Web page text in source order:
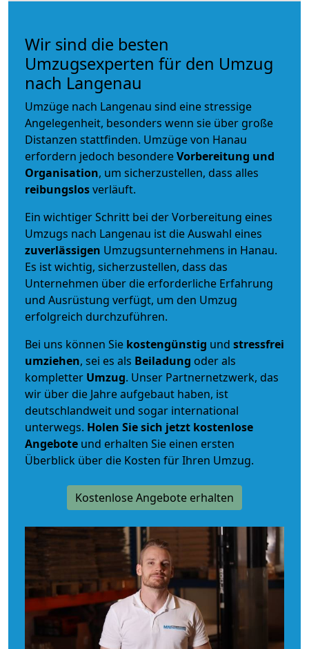
Wir sind die besten
Umzugsexperten für den Umzug
nach Langenau
Umzüge nach Langenau sind eine stressige
Angelegenheit, besonders wenn sie über große
Distanzen stattfinden. Umzüge von Hanau
erfordern jedoch besondereVorbereitung und
Organisation, um sicherzustellen, dass alles
reibungslosverläuft.
Ein wichtiger Schritt bei der Vorbereitung eines
Umzugs nach Langenau ist die Auswahl eines
zuverlässigen Umzugsunternehmens in Hanau.
Es ist wichtig, sicherzustellen, dass das
Unternehmen über die erforderliche Erfahrung
und Ausrüstung verfügt, um den Umzug
erfolgreich durchzuführen.
Bei uns können Sie kostengünstig und stressfrei
umziehen, sei es als Beiladung oder als
kompletter Umzug. Unser Partnernetzwerk, das
wir über die Jahre aufgebaut haben, ist
deutschlandweit und sogar international
unterwegs. Holen Sie sich jetzt kostenlose
Angebote und erhalten Sie einen ersten
Überblick über die Kosten für Ihren Umzug.
Kostenlose Angebote erhalten